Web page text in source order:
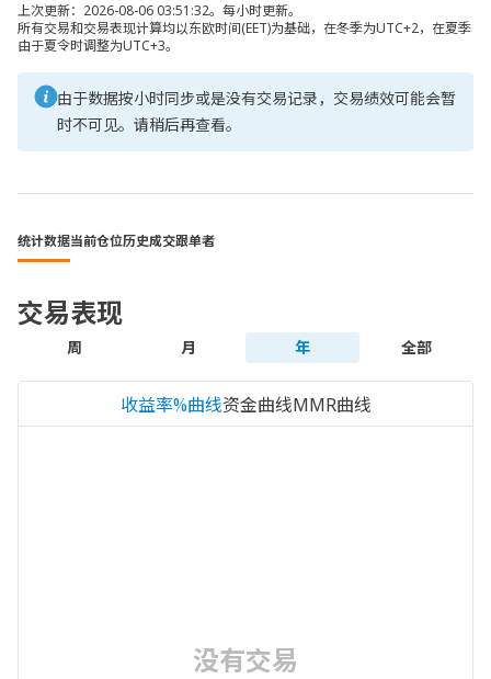
上次更新：2026-08-06 03:51:32。每小时更新。
所有交易和交易表现计算均以东欧时间(EET)为基础，在冬季为UTC+2，在夏季
由于夏令时调整为UTC+3。
由于数据按小时同步或是没有交易记录，交易绩效可能会暂
时不可见。请稍后再查看。
统计数据当前仓位历史成交跟单者
交易表现
周 月 年 全部
收益率%曲线资金曲线MMR曲线
没有交易